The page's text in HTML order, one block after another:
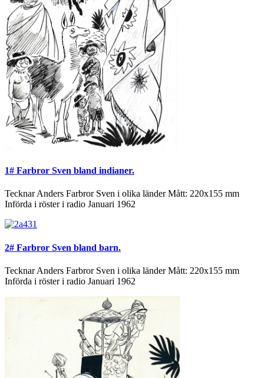
1# Farbror Sven bland indianer.
Tecknar Anders Farbror Sven i olika länder Mått: 220x155 mm
Införda i röster i radio Januari 1962
2# Farbror Sven bland barn.
Tecknar Anders Farbror Sven i olika länder Mått: 220x155 mm
Införda i röster i radio Januari 1962